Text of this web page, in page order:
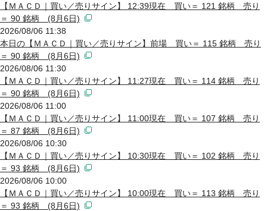
【ＭＡＣＤ｜買い／売りサイン】 12:39現在 買い＝ 121 銘柄 売り
＝ 90 銘柄 (8月6日)
2026/08/06 11:38
本日の【ＭＡＣＤ｜買い／売りサイン】前場 買い＝ 115 銘柄 売り
＝ 90 銘柄 (8月6日)
2026/08/06 11:30
【ＭＡＣＤ｜買い／売りサイン】 11:27現在 買い＝ 114 銘柄 売り
＝ 90 銘柄 (8月6日)
2026/08/06 11:00
【ＭＡＣＤ｜買い／売りサイン】 11:00現在 買い＝ 107 銘柄 売り
＝ 87 銘柄 (8月6日)
2026/08/06 10:30
【ＭＡＣＤ｜買い／売りサイン】 10:30現在 買い＝ 102 銘柄 売り
＝ 93 銘柄 (8月6日)
2026/08/06 10:00
【ＭＡＣＤ｜買い／売りサイン】 10:00現在 買い＝ 113 銘柄 売り
＝ 93 銘柄 (8月6日)